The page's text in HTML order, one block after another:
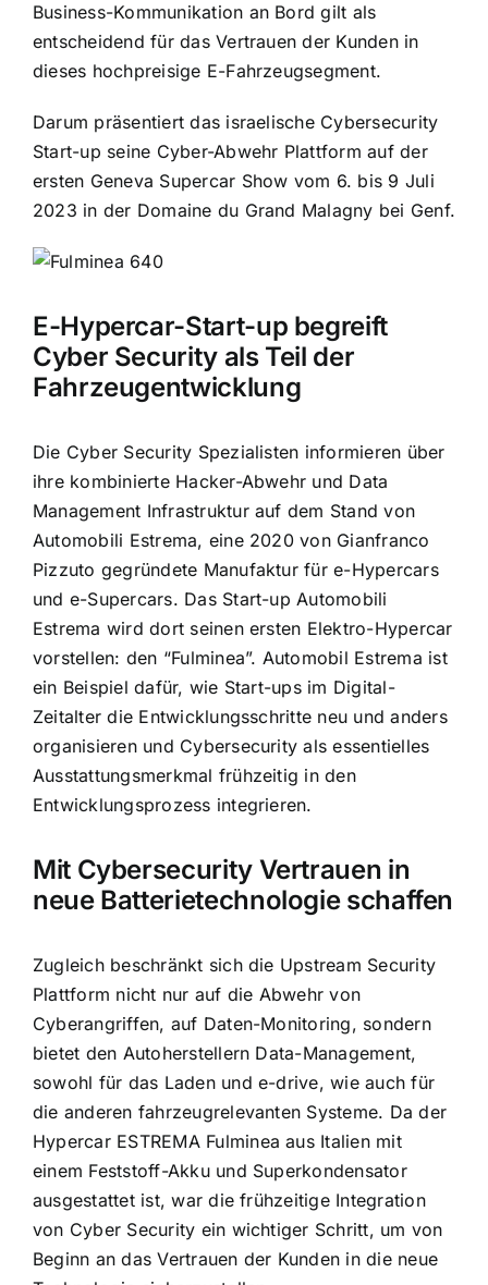
Business-Kommunikation an Bord gilt als
entscheidend für das Vertrauen der Kunden in
dieses hochpreisige E-Fahrzeugsegment.
Darum präsentiert das israelische Cybersecurity
Start-up seine Cyber-Abwehr Plattform auf der
ersten Geneva Supercar Show vom 6. bis 9 Juli
2023 in der Domaine du Grand Malagny bei Genf.
E-Hypercar-Start-up begreift
Cyber Security als Teil der
Fahrzeugentwicklung
Die Cyber Security Spezialisten informieren über
ihre kombinierte Hacker-Abwehr und Data
Management Infrastruktur auf dem Stand von
Automobili Estrema, eine 2020 von Gianfranco
Pizzuto gegründete Manufaktur für e-Hypercars
und e-Supercars. Das Start-up Automobili
Estrema wird dort seinen ersten Elektro-Hypercar
vorstellen: den “Fulminea”. Automobil Estrema ist
ein Beispiel dafür, wie Start-ups im Digital-
Zeitalter die Entwicklungsschritte neu und anders
organisieren und Cybersecurity als essentielles
Ausstattungsmerkmal frühzeitig in den
Entwicklungsprozess integrieren.
Mit Cybersecurity Vertrauen in
neue Batterietechnologie schaffen
Zugleich beschränkt sich die Upstream Security
Plattform nicht nur auf die Abwehr von
Cyberangriffen, auf Daten-Monitoring, sondern
bietet den Autoherstellern Data-Management,
sowohl für das Laden und e-drive, wie auch für
die anderen fahrzeugrelevanten Systeme. Da der
Hypercar ESTREMA Fulminea aus Italien mit
einem Feststoff-Akku und Superkondensator
ausgestattet ist, war die frühzeitige Integration
von Cyber Security ein wichtiger Schritt, um von
Beginn an das Vertrauen der Kunden in die neue